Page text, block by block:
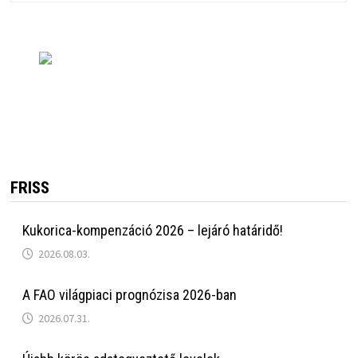
FRISS
Kukorica-kompenzáció 2026 – lejáró határidő!
2026.08.03.
A FAO világpiaci prognózisa 2026-ban
2026.07.31.